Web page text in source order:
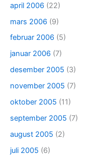
april 2006 (22)
mars 2006 (9)
februar 2006 (5)
januar 2006 (7)
desember 2005 (3)
november 2005 (7)
oktober 2005 (11)
september 2005 (7)
august 2005 (2)
juli 2005 (6)